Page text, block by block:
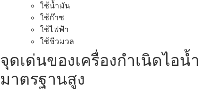
ใช้น้ำมัน
ใช้ก๊าซ
ใช้ไฟฟ้า
ใช้ชีวมวล
จุดเด่นของเครื่องกำเนิดไอน้ำ
มาตรฐานสูง